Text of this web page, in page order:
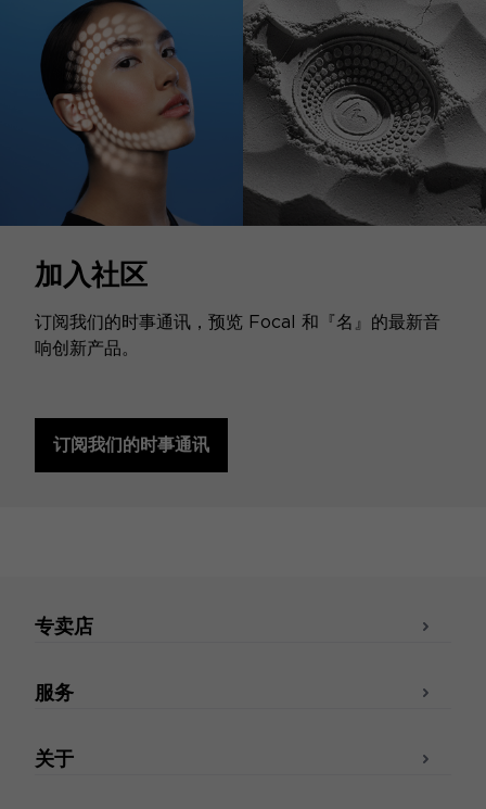
加入社区
订阅我们的时事通讯，预览 Focal 和『名』的最新音
响创新产品。
订阅我们的时事通讯
专卖店
服务
关于